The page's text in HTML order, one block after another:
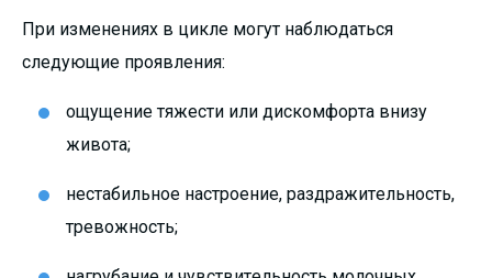
При изменениях в цикле могут наблюдаться
следующие проявления:
ощущение тяжести или дискомфорта внизу
живота;
нестабильное настроение, раздражительность,
тревожность;